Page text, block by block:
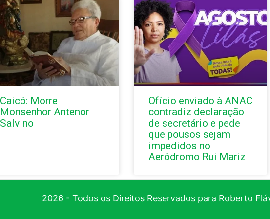
Caicó: Morre
Monsenhor Antenor
Salvino
Ofício enviado à ANAC
contradiz declaração
de secretário e pede
que pousos sejam
impedidos no
Aeródromo Rui Mariz
2026 - Todos os Direitos Reservados para Roberto